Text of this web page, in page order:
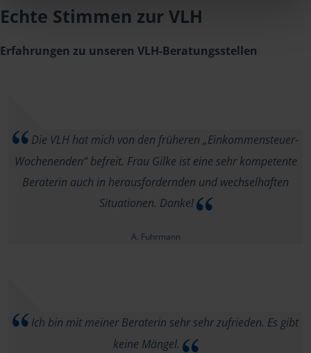
Echte Stimmen zur VLH
Erfahrungen zu unseren VLH-Beratungsstellen
Die VLH hat mich von den früheren „Einkommensteuer-
Wochenenden“ befreit. Frau Gilke ist eine sehr kompetente
Beraterin auch in herausfordernden und wechselhaften
Situationen. Danke!
A. Fuhrmann
Ich bin mit meiner Beraterin sehr sehr zufrieden. Es gibt
keine Mängel.